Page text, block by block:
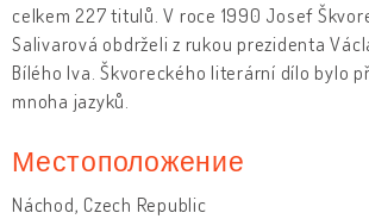
celkem 227 titulů. V roce 1990 Josef
Salivarová obdrželi z rukou prezidenta
Bílého lva. Škvoreckého literární dílo bylo
mnoha jazyků.
Местоположение
Náchod, Czech Republic